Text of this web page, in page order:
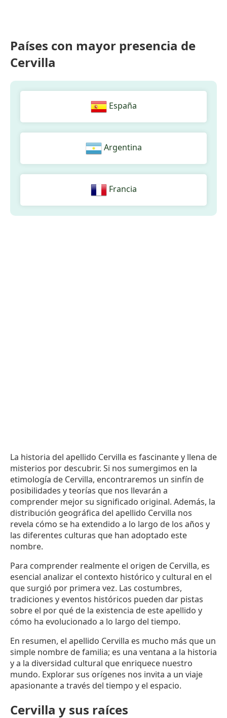
Países con mayor presencia de
Cervilla
España
Argentina
Francia
La historia del apellido Cervilla es fascinante y llena de
misterios por descubrir. Si nos sumergimos en la
etimología de Cervilla, encontraremos un sinfín de
posibilidades y teorías que nos llevarán a
comprender mejor su significado original. Además, la
distribución geográfica del apellido Cervilla nos
revela cómo se ha extendido a lo largo de los años y
las diferentes culturas que han adoptado este
nombre.
Para comprender realmente el origen de Cervilla, es
esencial analizar el contexto histórico y cultural en el
que surgió por primera vez. Las costumbres,
tradiciones y eventos históricos pueden dar pistas
sobre el por qué de la existencia de este apellido y
cómo ha evolucionado a lo largo del tiempo.
En resumen, el apellido Cervilla es mucho más que un
simple nombre de familia; es una ventana a la historia
y a la diversidad cultural que enriquece nuestro
mundo. Explorar sus orígenes nos invita a un viaje
apasionante a través del tiempo y el espacio.
Cervilla y sus raíces